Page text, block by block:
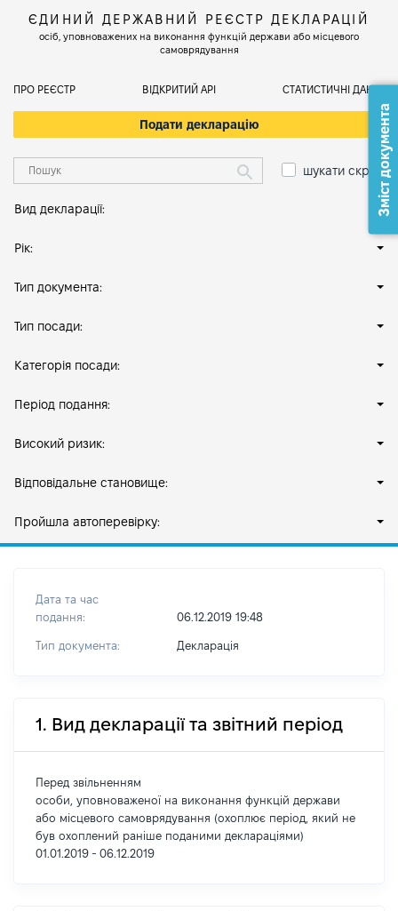
ЄДИНИЙ ДЕРЖАВНИЙ РЕЄСТР ДЕКЛАРАЦІЙ
осіб, уповноважених на виконання функцій держави або місцевого
самоврядування
ПРО РЕЄСТР ВІДКРИТИЙ АРІ СТАТИСТИЧНІ ДАНІ
Подати декларацію
шукати скрізь
Вид декларації:
Рік:
Тип документа:
Тип посади:
Категорія посади:
Період подання:
Високий ризик:
Відповідальне становище:
Пройшла автоперевірку:
Дата та час
подання:
06.12.2019 19:48
Тип документа: Декларація
1. Вид декларації та звітний період
Перед звільненням
особи, уповноваженої на виконання функцій держави
або місцевого самоврядування (охоплює період, який не
був охоплений раніше поданими деклараціями)
01.01.2019 - 06.12.2019
Зміст документа